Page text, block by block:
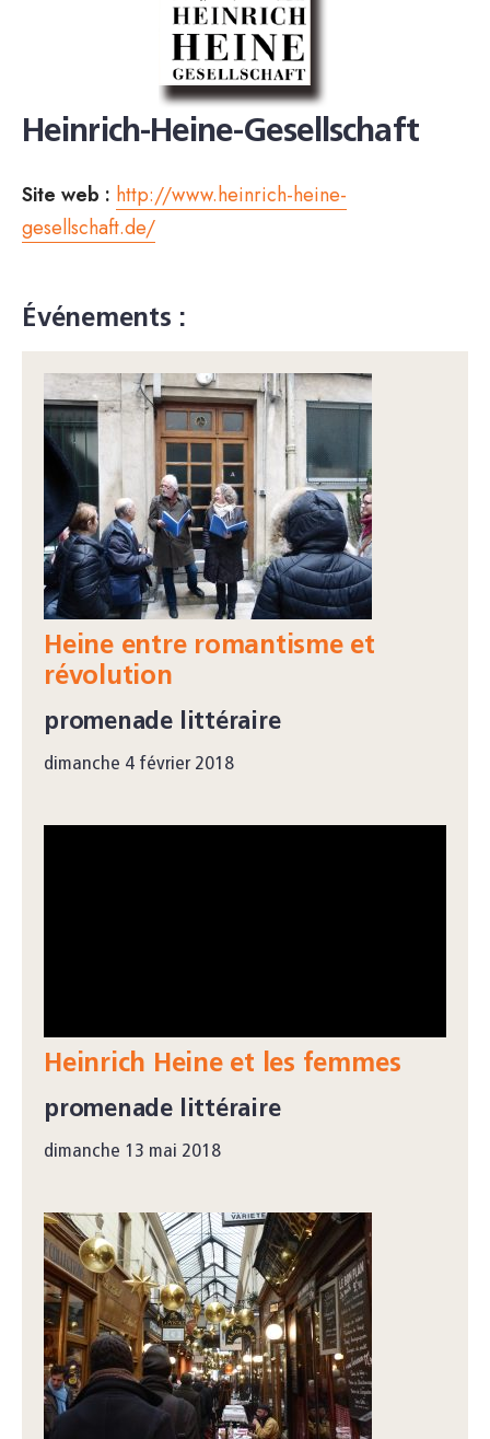
Heinrich-Heine-Gesellschaft
Site web : http://www.heinrich-heine-
gesellschaft.de/
Événements :
Heine entre romantisme et
révolution
promenade littéraire
dimanche 4 février 2018
Heinrich Heine et les femmes
promenade littéraire
dimanche 13 mai 2018